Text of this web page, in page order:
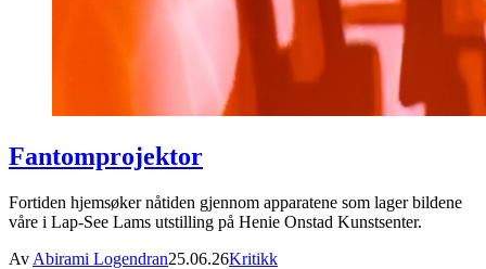
Fantomprojektor
Fortiden hjemsøker nåtiden gjennom apparatene som lager bildene
våre i Lap-See Lams utstilling på Henie Onstad Kunstsenter.
Av Abirami Logendran25.06.26Kritikk